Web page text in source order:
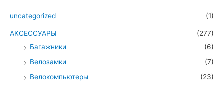
uncategorized (1)
АКСЕССУАРЫ
(277)
Багажники
(6)
Велозамки
(7)
Велокомпьютеры
(23)